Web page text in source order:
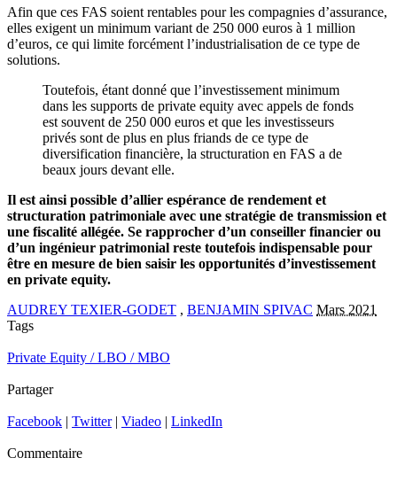
Afin que ces FAS soient rentables pour les compagnies d’assurance,
elles exigent un minimum variant de 250 000 euros à 1 million
d’euros, ce qui limite forcément l’industrialisation de ce type de
solutions.
Toutefois, étant donné que l’investissement minimum
dans les supports de private equity avec appels de fonds
est souvent de 250 000 euros et que les investisseurs
privés sont de plus en plus friands de ce type de
diversification financière, la structuration en FAS a de
beaux jours devant elle.
Il est ainsi possible d’allier espérance de rendement et
structuration patrimoniale avec une stratégie de transmission et
une fiscalité allégée. Se rapprocher d’un conseiller financier ou
d’un ingénieur patrimonial reste toutefois indispensable pour
être en mesure de bien saisir les opportunités d’investissement
en private equity.
AUDREY TEXIER-GODET , BENJAMIN SPIVAC Mars 2021
Tags
Private Equity / LBO / MBO
Partager
Facebook | Twitter| Viadeo | LinkedIn
Commentaire